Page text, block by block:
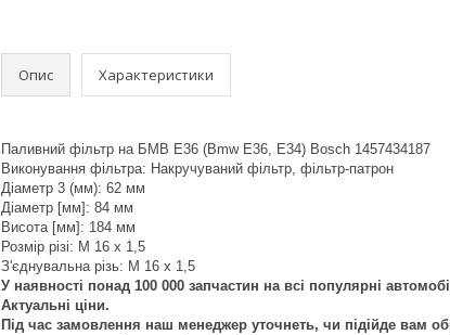
Опис Характеристики
Паливний фільтр на БМВ Е36 (Bmw E36, E34) Bosch 1457434187
Виконування фільтра: Накручуваний фільтр, фільтр-патрон
Діаметр 3 (мм): 62 мм
Діаметр [мм]: 84 мм
Висота [мм]: 184 мм
Розмір різі: M 16 x 1,5
З'єднувальна різь: M 16 x 1,5
У наявності понад 100 000 запчастин на всі популярні
Актуальні ціни.
Під час замовлення наш менеджер уточнеть, чи підійде вам